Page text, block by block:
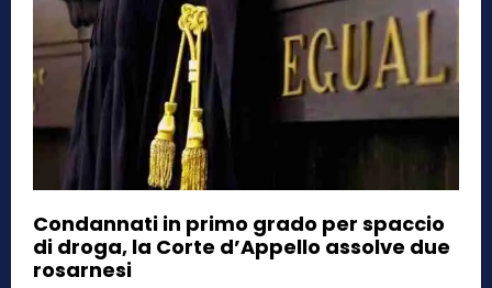
Condannati in primo grado per spaccio
di droga, la Corte d’Appello assolve due
rosarnesi